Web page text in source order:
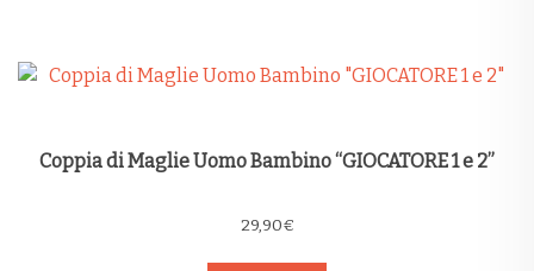
Coppia di Maglie Uomo Bambino “GIOCATORE 1 e 2”
29,90€